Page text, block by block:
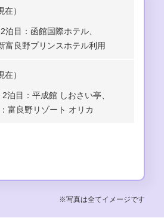
）
2泊目：函館国際ホテル、
富良野プリンスホテル利用
）
2泊目：平成館 しおさい亭、
富良野リゾート オリカ
※写真は全てイメージです